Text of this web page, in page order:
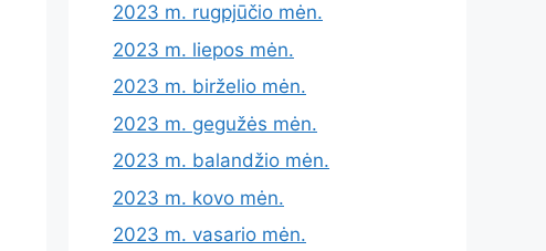
2023 m. rugpjūčio mėn.
2023 m. liepos mėn.
2023 m. birželio mėn.
2023 m. gegužės mėn.
2023 m. balandžio mėn.
2023 m. kovo mėn.
2023 m. vasario mėn.